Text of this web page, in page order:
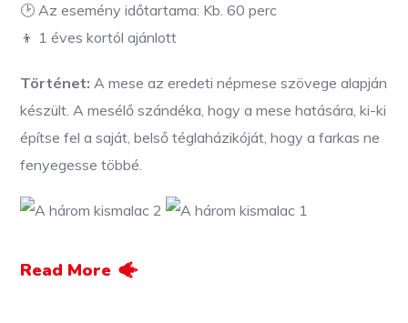
🕑 Az esemény időtartama: Kb. 60 perc
👦 1 éves kortól ajánlott
Történet: A mese az eredeti népmese szövege alapján
készült. A mesélő szándéka, hogy a mese hatására, ki-ki
építse fel a saját, belső téglaházikóját, hogy a farkas ne
fenyegesse többé.
Read More